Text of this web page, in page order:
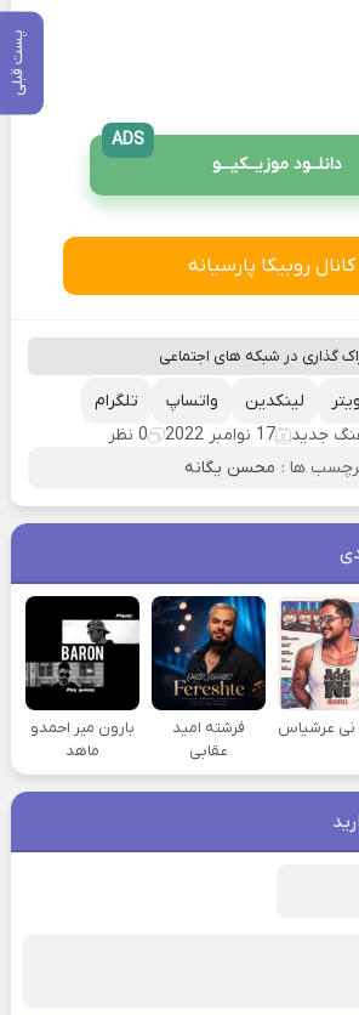
پست قبلی
دانلــود موزیــکیـــو
ADS
کانال روبیکا پارسیانه
گذاری در شبکه های اجتماعی
تلگرام واتساپ لینکدین
جدید
17 نوامبر 2022
0 نظر
ها : محسن یگانه
نی عرشیاس
فرشته امید
عقابی
بارون میر احمدو
ماهد